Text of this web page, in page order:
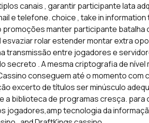
canais , garantir participante lata
e telefone. choice , take in
manter participante
rolar estender montar extra
transmissão entre jogadores e
. A mesma criptografia de nível
conseguem até o momento com
excerto de títulos ser minúsculo
biblioteca de programas cresça. para
jogadores,amp tecnologia da